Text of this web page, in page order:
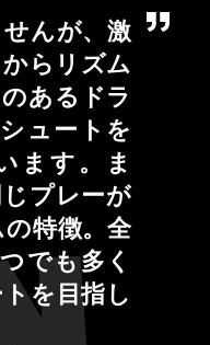
んが、激
らリズム
あるドラ
ュートを
ます。ま
プレーが
特徴。全
でも多く
を目指し